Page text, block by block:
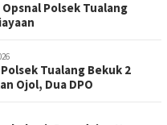
Polsek Tualang
Tualang Bekuk 2
Ojol, Dua DPO